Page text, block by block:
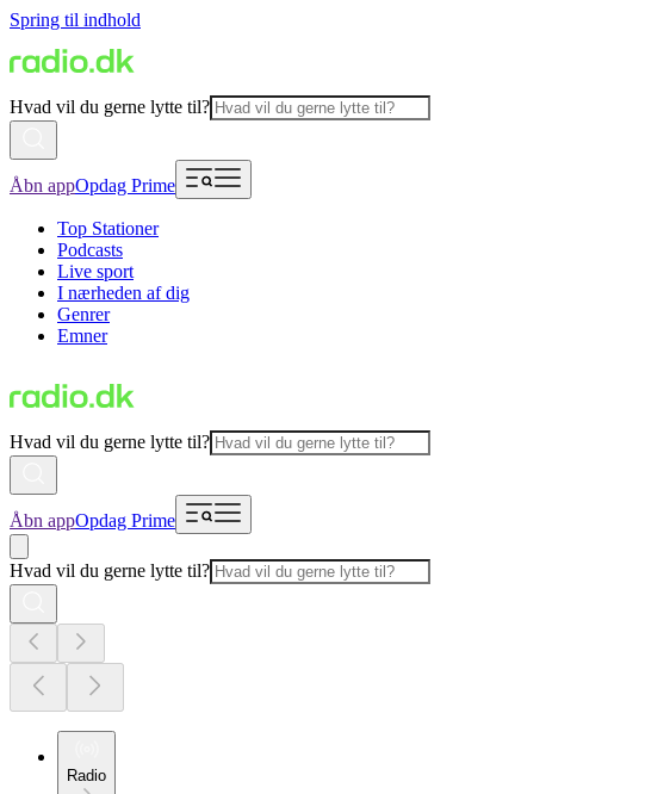
Spring til indhold
Hvad vil du gerne lytte til?
Åbn appOpdag Prime
Top Stationer
Podcasts
Live sport
I nærheden af dig
Genrer
Emner
Hvad vil du gerne lytte til?
Åbn appOpdag Prime
Hvad vil du gerne lytte til?
Radio